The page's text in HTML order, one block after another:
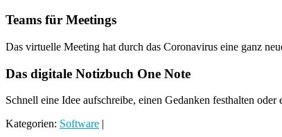
Teams für Meetings
Das virtuelle Meeting hat durch das Coronavirus eine ganz
Das digitale Notizbuch One Note
Schnell eine Idee aufschreibe, einen Gedanken festhalten
Kategorien: Software |